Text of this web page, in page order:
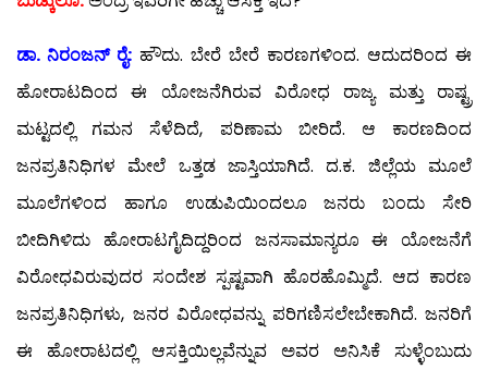
ಡಾ. ನಿರಂಜನ್ ರೈ: ಹೌದು. ಬೇರೆ ಬೇರೆ ಕಾರಣಗಳಿಂದ. ಆದುದರಿಂದ ಈ
ಹೋರಾಟದಿಂದ ಈ ಯೋಜನೆಗಿರುವ ವಿರೋಧ ರಾಜ್ಯ ಮತ್ತು ರಾಷ್ಟ್ರ
ಮಟ್ಟದಲ್ಲಿ ಗಮನ ಸೆಳೆದಿದೆ, ಪರಿಣಾಮ ಬೀರಿದೆ. ಆ ಕಾರಣದಿಂದ
ಜನಪ್ರತಿನಿಧಿಗಳ ಮೇಲೆ ಒತ್ತಡ ಜಾಸ್ತಿಯಾಗಿದೆ. ದ.ಕ. ಜಿಲ್ಲೆಯ ಮೂಲೆ
ಮೂಲೆಗಳಿಂದ ಹಾಗೂ ಉಡುಪಿಯಿಂದಲೂ ಜನರು ಬಂದು ಸೇರಿ
ಬೀದಿಗಿಳಿದು ಹೋರಾಟಗೈದಿದ್ದರಿಂದ ಜನಸಾಮಾನ್ಯರೂ ಈ ಯೋಜನೆಗೆ
ವಿರೋಧವಿರುವುದರ ಸಂದೇಶ ಸ್ಪಷ್ಟವಾಗಿ ಹೊರಹೊಮ್ಮಿದೆ. ಆದ ಕಾರಣ
ಜನಪ್ರತಿನಿಧಿಗಳು, ಜನರ ವಿರೋಧವನ್ನು ಪರಿಗಣಿಸಲೇಬೇಕಾಗಿದೆ. ಜನರಿಗೆ
ಈ ಹೋರಾಟದಲ್ಲಿ ಆಸಕ್ತಿಯಿಲ್ಲವೆನ್ನುವ ಅವರ ಅನಿಸಿಕೆ ಸುಳ್ಳೆಂಬುದು